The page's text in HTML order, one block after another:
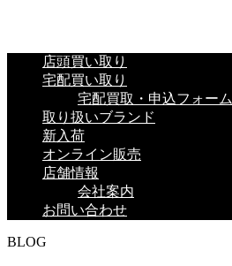
店頭買い取り
宅配買い取り
宅配買取・申込フォーム
取り扱いブランド
新入荷
オンライン販売
店舗情報
会社案内
お問い合わせ
BLOG